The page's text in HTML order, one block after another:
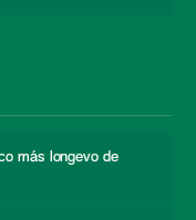
más longevo de